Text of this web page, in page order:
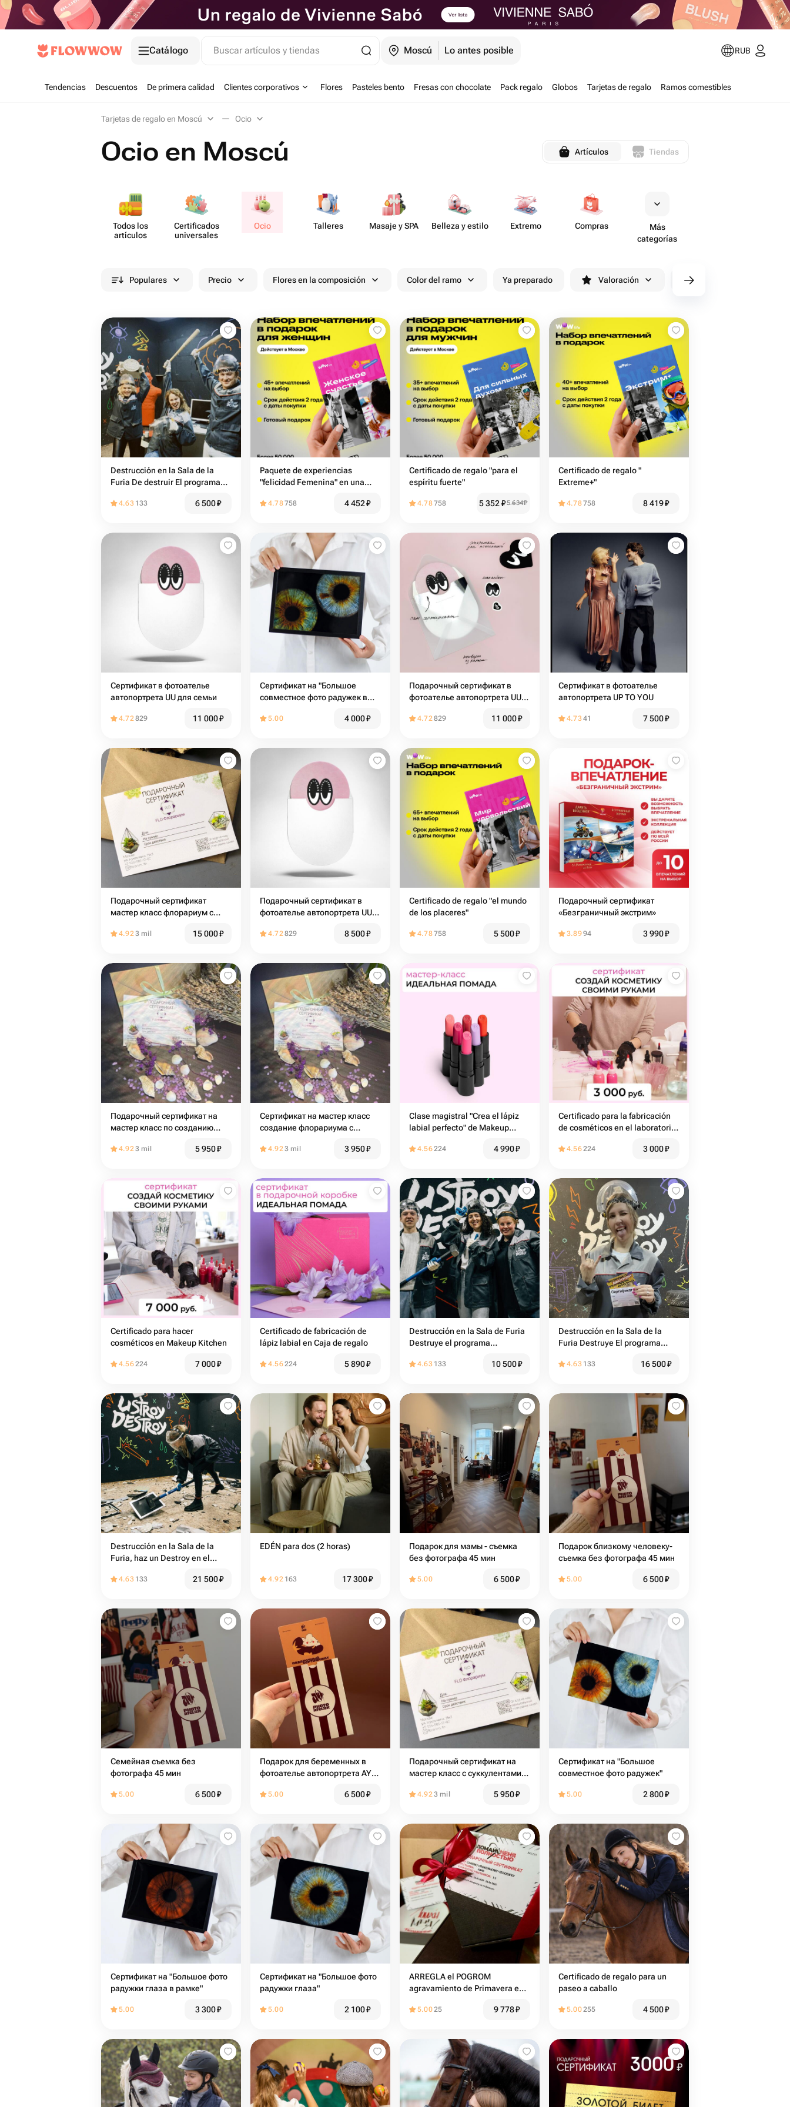
Catálogo Buscar artículos y tiendas Moscú Lo antes posible RUB
Tendencias Descuentos De primera calidad Clientes corporativos Flores Pasteles bento Fresas con chocolate Pack regalo Globos Tarjetas de regalo Ramos comestibles
Tarjetas de regalo en Moscú Ocio
Ocio en Moscú Artículos Tiendas
Todos los
artículos
Certif​icados
unive​rsales
Ocio Talleres Masaje y SPA Belleza y estilo Extremo Compras
Más
categorías
Populares Precio Flores en la composición Color del ramo Ya preparado Valoración cv/filters/name_fast_delivery
Destrucción en la Sala de la
Furia De destruir El programa
4.63 133 6 500₽
Paquete de experiencias
"felicidad Femenina" en una
4.78758 4 452₽
Certificado de regalo "para el
espíritu fuerte"
4.78758 5 352₽5 634₽
Certificado de regalo "
Extreme+"
4.78758 8 419₽
Сертификат в фотоателье
автопортрета UU для семьи
4.72829 11 000₽
Сертификат на "Большое
совместное фото радужек в
5.00 4 000₽
Подарочный сертификат в
фотоателье автопортрета UU
4.72829 11 000₽
Сертификат в фотоателье
автопортрета UP TO YOU
4.7341 7 500₽
Подарочный сертификат
мастер класс флорариум с
4.923 mil 15 000₽
Подарочный сертификат в
фотоателье автопортрета UU
4.72829 8 500₽
Certificado de regalo "el mundo
de los placeres"
4.78758 5 500₽
Подарочный сертификат
«Безграничный экстрим»
3.8994 3 990₽
Подарочный сертификат на
мастер класс по созданию
4.923 mil 5 950₽
Сертификат на мастер класс
создание флорариума с
4.923 mil 3 950₽
Clase magistral "Crea el lápiz
labial perfecto" de Makeup
4.56224 4 990₽
Certificado para la fabricación
de cosméticos en el laboratorio
4.56224 3 000₽
Certificado para hacer
cosméticos en Makeup Kitchen
4.56224 7 000₽
Certificado de fabricación de
lápiz labial en Caja de regalo
4.56224 5 890₽
Destrucción en la Sala de Furia
Destruye el programa
4.63 133 10 500₽
Destrucción en la Sala de la
Furia Destruye El programa
4.63 133 16 500₽
Destrucción en la Sala de la
Furia, haz un Destroy en el
4.63 133 21 500₽
EDÉN para dos (2 horas)
4.92 163 17 300₽
Подарок для мамы - съемка
без фотографа 45 мин
5.00 6 500₽
Подарок близкому человеку-
съемка без фотографа 45 мин
5.00 6 500₽
Семейная съемка без
фотографа 45 мин
5.00 6 500₽
Подарок для беременных в
фотоателье автопортрета AY
5.00 6 500₽
Подарочный сертификат на
мастер класс с суккулентами
4.923 mil 5 950₽
Сертификат на "Большое
совместное фото радужек"
5.00 2 800₽
Сертификат на "Большое фото
радужки глаза в рамке"
5.00 3 300₽
Сертификат на "Большое фото
радужки глаза"
5.00 2 100₽
ARREGLA el POGROM
agravamiento de Primavera en
5.0025 9 778₽
Certificado de regalo para un
paseo a caballo
5.00255 4 500₽